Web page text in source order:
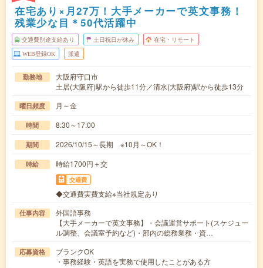
在宅あり×月27万！大手メーカーで英文事務！
残業少な目＊50代活躍中
交通費別途支給あり 土日祝日が休み 在宅・リモート
WEB登録OK 派遣
勤務地
大阪府守口市
土居(大阪府)駅から徒歩11分／清水(大阪府)駅から徒歩13分
曜日頻度 月～金
時間 8:30～17:00
期間 2026/10/15～長期 ※10月～OK！
時給 時給1700円＋交
交通費
◆交通費実費支給※当社規定あり
仕事内容
外国語事務
【大手メーカーで英文事務】・会議運営サポート(スケジュー
ル調整、会議室予約など)・部内の総務業務・資…
応募資格
ブランクOK
・事務経験・英語を実務で使用したことがある方